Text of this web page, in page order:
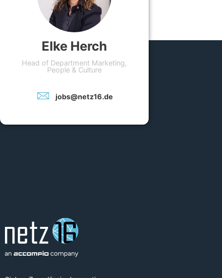
Elke Herch
Head of Department Marketing,
People & Culture
jobs@netz16.de